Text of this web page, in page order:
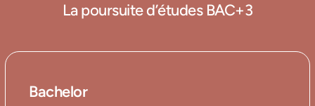
La poursuite d’études BAC+3
Bachelor